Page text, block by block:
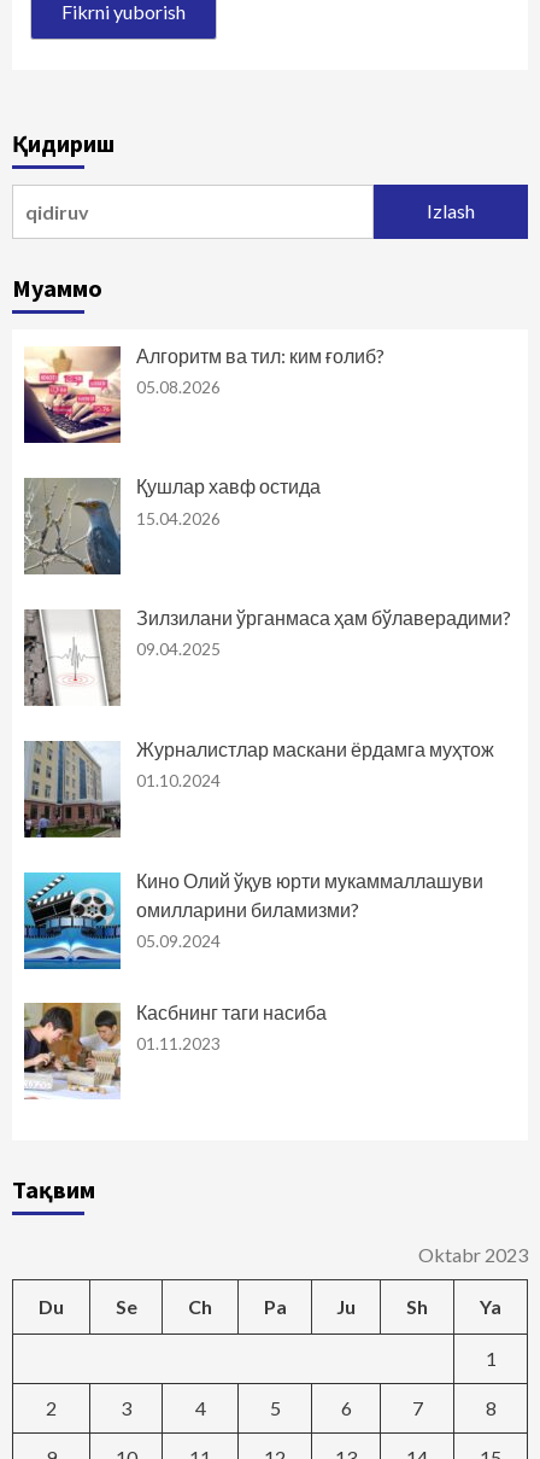
Қидириш
Муаммо
Алгоритм ва тил: ким ғолиб?
05.08.2026
Қушлар хавф остида
15.04.2026
Зилзилани ўрганмаса ҳам бўлаверадими?
09.04.2025
Журналистлар маскани ёрдамга муҳтож
01.10.2024
Кино Олий ўқув юрти мукаммаллашуви
омилларини биламизми?
05.09.2024
Касбнинг таги насиба
01.11.2023
Тақвим
Oktabr 2023
Du Se Ch Pa Ju Sh Ya
1
2 3 4 5 6 7 8